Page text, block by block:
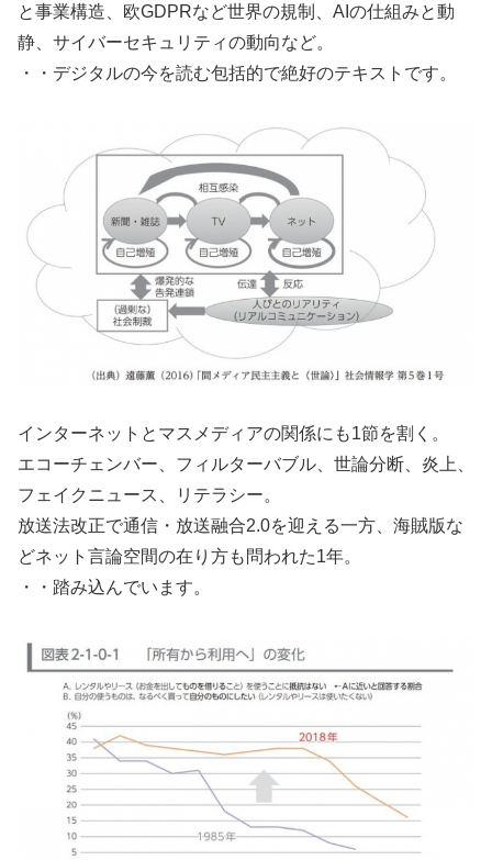
と事業構造、欧GDPRなど世界の規制、AIの仕組みと動
静、サイバーセキュリティの動向など。
・・デジタルの今を読む包括的で絶好のテキストです。
インターネットとマスメディアの関係にも1節を割く。
エコーチェンバー、フィルターバブル、世論分断、炎上、
フェイクニュース、リテラシー。
放送法改正で通信・放送融合2.0を迎える一方、海賊版な
どネット言論空間の在り方も問われた1年。
・・踏み込んでいます。